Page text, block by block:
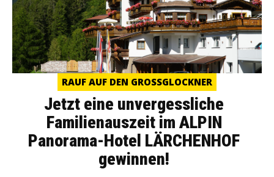
RAUF AUF DEN GROSSGLOCKNER
Jetzt eine unvergessliche
Familienauszeit im ALPIN
Panorama-Hotel LÄRCHENHOF
gewinnen!